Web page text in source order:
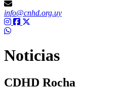
info@cnhd.org.uy
Noticias
CDHD Rocha